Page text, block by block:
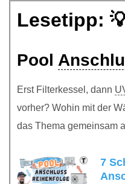
Lesetipp:
Pool
Erst Filterkessel, dann
vorher? Wohin mit der
das Thema gemeinsam
7